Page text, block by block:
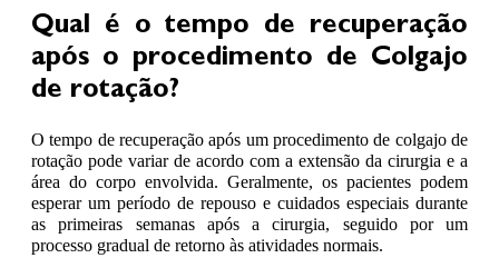
Qual é o tempo de recuperação
após o procedimento de Colgajo
de rotação?
O tempo de recuperação após um procedimento de colgajo de
rotação pode variar de acordo com a extensão da cirurgia e a
área do corpo envolvida. Geralmente, os pacientes podem
esperar um período de repouso e cuidados especiais durante
as primeiras semanas após a cirurgia, seguido por um
processo gradual de retorno às atividades normais.